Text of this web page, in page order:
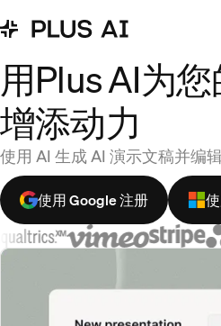
用Plus AI为
增添动力
使用 AI 生成 AI 演示文稿并编
使用 Google 注册